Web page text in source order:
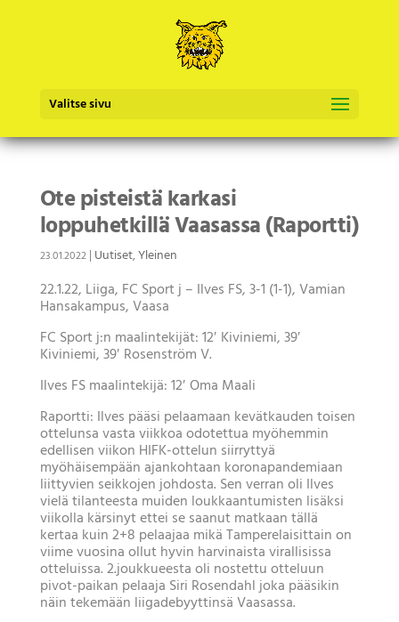
Valitse sivu
Ote pisteistä karkasi
loppuhetkillä Vaasassa (Raportti)
23.01.2022| Uutiset,Yleinen
22.1.22, Liiga, FC Sport j – Ilves FS, 3-1 (1-1), Vamian
Hansakampus, Vaasa
FC Sport j:n maalintekijät: 12′ Kiviniemi, 39′
Kiviniemi, 39′ Rosenström V.
Ilves FS maalintekijä: 12′ Oma Maali
Raportti: Ilves pääsi pelaamaan kevätkauden toisen
ottelunsa vasta viikkoa odotettua myöhemmin
edellisen viikon HIFK-ottelun siirryttyä
myöhäisempään ajankohtaan koronapandemiaan
liittyvien seikkojen johdosta. Sen verran oli Ilves
vielä tilanteesta muiden loukkaantumisten lisäksi
viikolla kärsinyt ettei se saanut matkaan tällä
kertaa kuin 2+8 pelaajaa mikä Tamperelaisittain on
viime vuosina ollut hyvin harvinaista virallisissa
otteluissa. 2.joukkueesta oli nostettu otteluun
pivot-paikan pelaaja Siri Rosendahl joka pääsikin
näin tekemään liigadebyyttinsä Vaasassa.